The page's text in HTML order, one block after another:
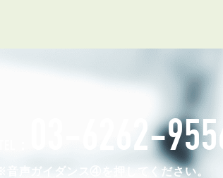
03-6262-9556
※音声ガイダンス④を押してください。